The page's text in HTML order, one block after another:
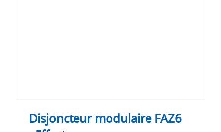
Disjoncteur modulaire FAZ6